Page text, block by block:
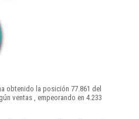
obtenido la posición 77.861 del
ventas , empeorando en 4.233